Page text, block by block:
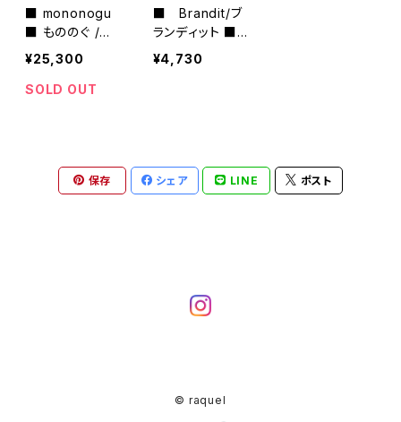
■ mononogu
■ もののぐ /ク
ロコ型押し トー
トBAG・スモー
ル・ オレンジ・T
¥25,300
SOLD OUT
■ Brandit/ブ
ランディット ■
ボトルホルダ
ーⅡ ■
¥4,730
保存 シェア LINE ポスト
© raquel